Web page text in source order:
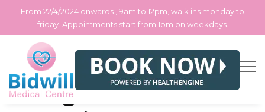
Skip
the
From 22/4/2024 onwards , 9am to 12pm, walk ins monday to
friday. Appointments start from 1pm on weekdays.
Categories
Uncategorized
Mongolsk restaurant